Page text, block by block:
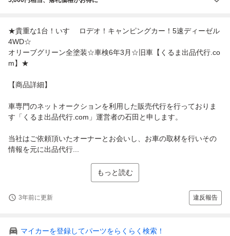
★貴重な1台！いすゞ ロデオ！キャンピングカー！5速ディーゼル
4WD☆
オリーブグリーン全塗装☆車検6年3月☆旧車【くるま出品代行.co
m】★
【商品詳細】
車専門のネットオークションを利用した販売代行を行っておりま
す「くるま出品代行.com」運営者の石田と申します。
当社はご依頼頂いたオーナーとお会いし、お車の取材を行いその
情報を元に出品代行...
もっと読む
3年前に更新 違反報告
マイカーを登録してパーツをらくらく検索！